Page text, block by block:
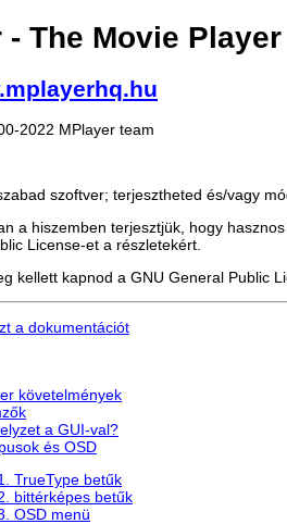
- The Movie Player
2022 MPlayer team
szoftver; terjesztheted és/vagy
a hiszemben terjesztjük, hogy
License-et a részletekért.
kellett kapnod a GNU General Public
a dokumentációt
követelmények
a GUI-val?
és OSD
TrueType betűk
bittérképes betűk
OSD menü